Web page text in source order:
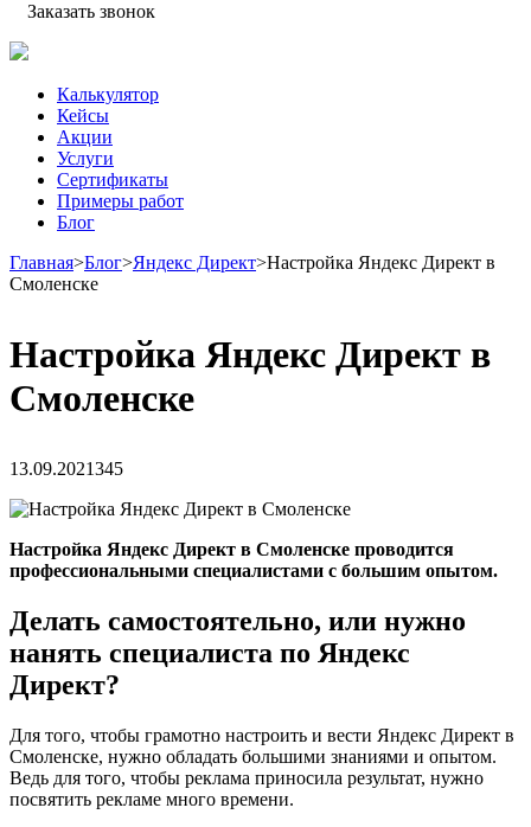
Заказать звонок
Калькулятор
Кейсы
Акции
Услуги
Сертификаты
Примеры работ
Блог
Главная>Блог>Яндекс Директ>Настройка Яндекс Директ в
Смоленске
Настройка Яндекс Директ в
Смоленске
13.09.2021345
Настройка Яндекс Директ в Смоленске проводится
профессиональными специалистами с большим опытом.
Делать самостоятельно, или нужно
нанять специалиста по Яндекс
Директ?
Для того, чтобы грамотно настроить и вести Яндекс Директ в
Смоленске, нужно обладать большими знаниями и опытом.
Ведь для того, чтобы реклама приносила результат, нужно
посвятить рекламе много времени.